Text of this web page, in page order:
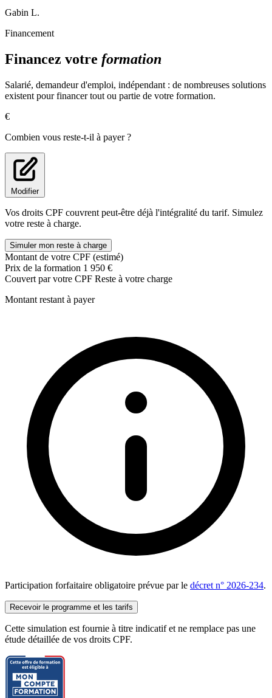
Les molécules aromatiques du distillateur (1h)
(Provenances, flaveurs et gestion)
Les alcools de fusel complexes
Les esters
Tanins
Sucres
Tonnellerie
Les composés aromatiques du bois
Les types de bois.
Le grain, le char, les finitions.
La provenance (limousin, américain)
Le degré d’extraction.
La gestion de chai
Le nettoyage et l’appertisation des tonneaux
UV
Ozone
Vapeur (sous pression ou non)
USHP (Ultrasons à Haute Puissance)
Vapeur (sous pression ou non)
Les effets sur le bois et le goût.
Le souffre
Vendredi - 5ème journée de formation
Matin (4hs)
Distillation du Gin (PRATIQUE en parallèle)
Création recette (2hs)
Herboristerie et notion botanique.
Après-midi (4hs)
L’embouteillage (1h)
Logistique, étiquetage, dilution et mise en tonneau en fonction
dus stock en bidon
Gabin L.
Financement
Financez votre formation
Salarié, demandeur d'emploi, indépendant : de nombreuses solutions
existent pour financer tout ou partie de votre formation.
€
Combien vous reste-t-il à payer ?
Modifier
Vos droits CPF couvrent peut-être déjà l'intégralité du tarif. Simulez
votre reste à charge.
Simuler mon reste à charge
Montant de votre CPF (estimé)
Prix de la formation 1 950 €
Couvert par votre CPF Reste à votre charge
Montant restant à payer
Participation forfaitaire obligatoire prévue par le décret n° 2026-234.
Recevoir le programme et les tarifs
Cette simulation est fournie à titre indicatif et ne remplace pas une
étude détaillée de vos droits CPF.